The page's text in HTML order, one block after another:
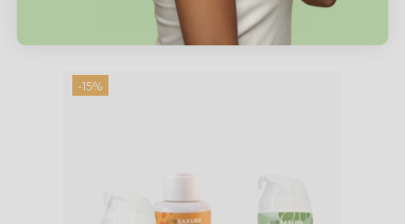
AÑADIR AL CARRITO
-15%